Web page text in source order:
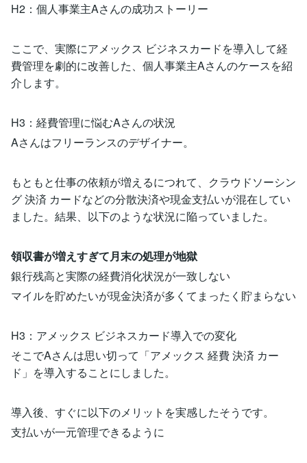
H2：個人事業主Aさんの成功ストーリー
ここで、実際にアメックス ビジネスカードを導入して経
費管理を劇的に改善した、個人事業主Aさんのケースを紹
介します。
H3：経費管理に悩むAさんの状況
Aさんはフリーランスのデザイナー。
もともと仕事の依頼が増えるにつれて、クラウドソーシン
グ 決済 カードなどの分散決済や現金支払いが混在してい
ました。結果、以下のような状況に陥っていました。
領収書が増えすぎて月末の処理が地獄
銀行残高と実際の経費消化状況が一致しない
マイルを貯めたいが現金決済が多くてまったく貯まらない
H3：アメックス ビジネスカード導入での変化
そこでAさんは思い切って「アメックス 経費 決済 カー
ド」を導入することにしました。
導入後、すぐに以下のメリットを実感したそうです。
支払いが一元管理できるように